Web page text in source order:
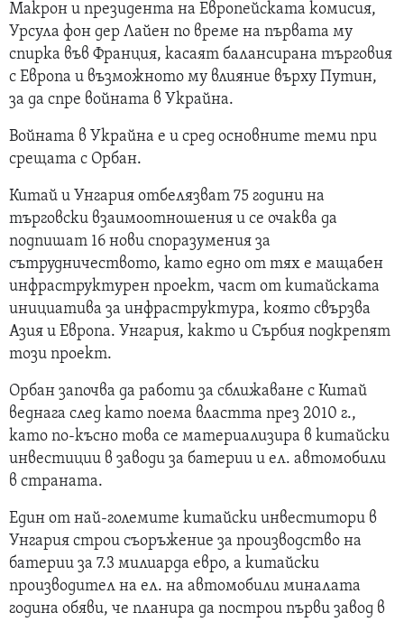
Макрон и президента на Европейската комисия,
Урсула фон дер Лайен по време на първата му
спирка във Франция, касаят балансирана търговия
с Европа и възможното му влияние върху Путин,
за да спре войната в Украйна.
Войната в Украйна е и сред основните теми при
срещата с Орбан.
Китай и Унгария отбелязват 75 години на
търговски взаимоотношения и се очаква да
подпишат 16 нови споразумения за
сътрудничеството, като едно от тях е мащабен
инфраструктурен проект, част от китайската
инициатива за инфраструктура, която свързва
Азия и Европа. Унгария, както и Сърбия подкрепят
този проект.
Орбан започва да работи за сближаване с Китай
веднага след като поема властта през 2010 г.,
като по-късно това се материализира в китайски
инвестиции в заводи за батерии и ел. автомобили
в страната.
Един от най-големите китайски инвеститори в
Унгария строи съоръжение за производство на
батерии за 7.3 милиарда евро, а китайски
производител на ел. на автомобили миналата
година обяви, че планира да построи първи завод в